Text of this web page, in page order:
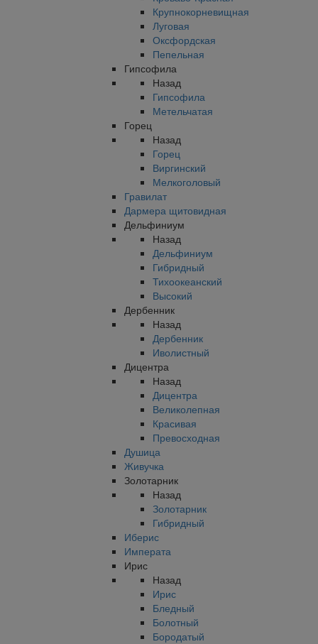
Крупнокорневищная
Луговая
Оксфордская
Пепельная
Гипсофила
Назад
Гипсофила
Метельчатая
Горец
Назад
Горец
Виргинский
Мелкоголовый
Гравилат
Дармера щитовидная
Дельфиниум
Назад
Дельфиниум
Гибридный
Тихоокеанский
Высокий
Дербенник
Назад
Дербенник
Иволистный
Дицентра
Назад
Дицентра
Великолепная
Красивая
Превосходная
Душица
Живучка
Золотарник
Назад
Золотарник
Гибридный
Иберис
Императа
Ирис
Назад
Ирис
Бледный
Болотный
Бородатый